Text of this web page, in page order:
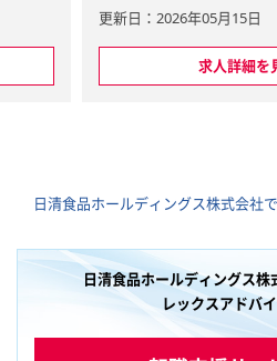
化を推
の税務
ス作り等）の
【期待役割】
す。
会社方針や
理由により、
の異動を命じ
更新日：2026年05月15日
求人詳細を
日清食品ホールディングス株式会社
日清食品ホールディングス
レックスアドバ